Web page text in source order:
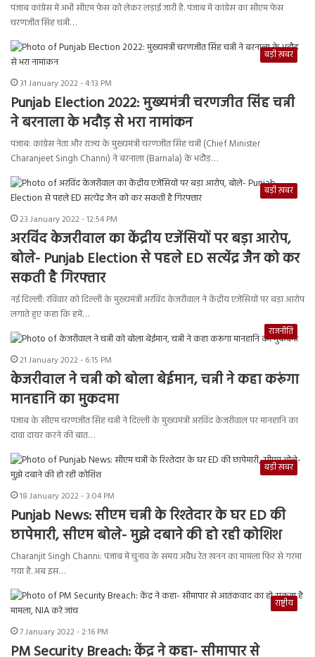
पंजाब कांग्रेस में अभी सीएम फेस को लेकर लड़ाई जारी है. पंजाब में कांग्रेस का सीएम फेस
चरणजीत सिंह चन्नी…
बड़ी ख़बर
31 January 2022 - 4:13 PM
Punjab Election 2022: मुख्यमंत्री चरणजीत सिंह चन्नी
ने बरनाला के भदौड़ से भरा नामांकन
पंजाब: कांग्रेस नेता और राज्य के मुख्यमंत्री चरणजीत सिंह चन्नी (Chief Minister
Charanjeet Singh Channi) ने बरनाला (Barnala) के भदौड़…
बड़ी ख़बर
23 January 2022 - 12:54 PM
अरविंद केजरीवाल का केंद्रीय एजेंसियों पर बड़ा आरोप,
बोले- Punjab Election से पहले ED सत्येंद्र जैन को कर
सकती है गिरफ्तार
नई दिल्ली: रविवार को दिल्ली के मुख्यमंत्री अरविंद केजरीवाल ने केंद्रीय एजेंसियों पर बड़ा आरोप
लगाते हुए कहा कि हमें…
राजनीति
21 January 2022 - 6:15 PM
केजरीवाल ने चन्नी को बोला बेईमान, चन्नी ने कहा करूंगा
मानहानि का मुकदमा
पंजाब के सीएम चरणजीत सिंह चन्नी ने दिल्ली के मुख्यमंत्री अरविंद केजरीवाल पर मानहानि का
दावा दायर करने की बात…
बड़ी ख़बर
18 January 2022 - 3:04 PM
Punjab News: सीएम चन्नी के रिश्तेदार के घर ED की
छापेमारी, सीएम बोले- मुझे दबाने की हो रही कोशिश
Charanjit Singh Channi: पंजाब में चुनाव के समय अवैध रेत खनन का मामला फिर से गरमा
गया है. अब इस…
राष्ट्रीय
7 January 2022 - 2:16 PM
PM Security Breach: केंद्र ने कहा- सीमापार से